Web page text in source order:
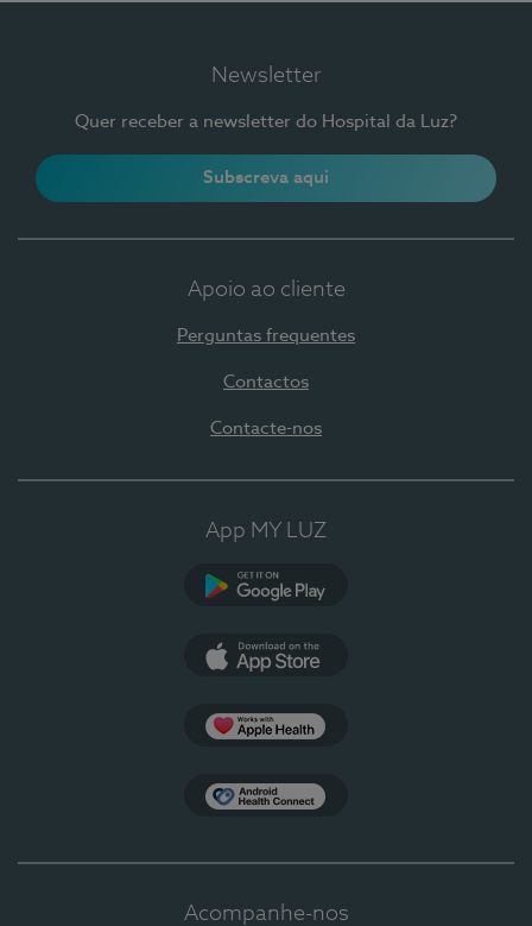
Newsletter
Quer receber a newsletter do Hospital da Luz?
Subscreva aqui
Apoio ao cliente
Perguntas frequentes
Contactos
Contacte-nos
App MY LUZ
Acompanhe-nos